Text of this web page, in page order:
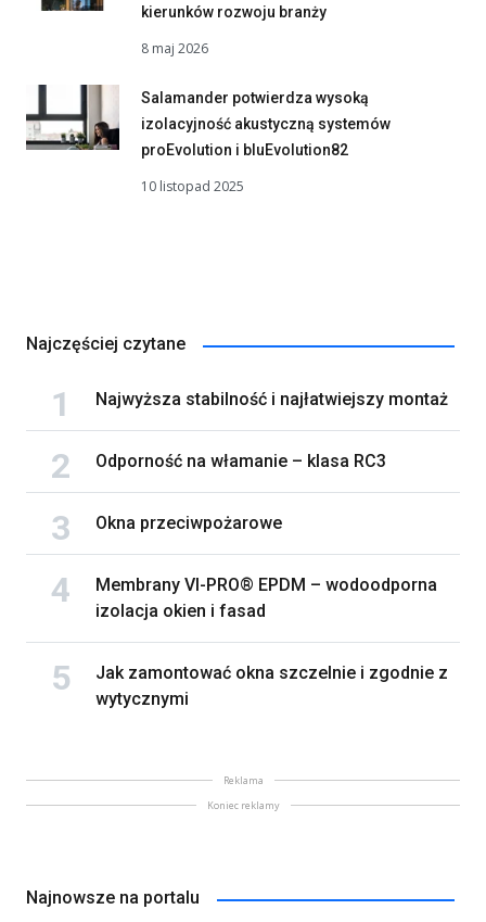
kierunków rozwoju branży
8 maj 2026
Salamander potwierdza wysoką
izolacyjność akustyczną systemów
proEvolution i bluEvolution82
10 listopad 2025
Najczęściej czytane
Najwyższa stabilność i najłatwiejszy montaż
Odporność na włamanie – klasa RC3
Okna przeciwpożarowe
Membrany VI-PRO® EPDM – wodoodporna
izolacja okien i fasad
Jak zamontować okna szczelnie i zgodnie z
wytycznymi
Reklama
Koniec reklamy
Najnowsze na portalu